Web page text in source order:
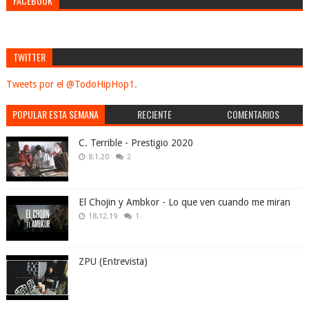
TWITTER
Tweets por el @TodoHipHop1.
POPULAR ESTA SEMANA RECIENTE COMENTARIOS
C. Terrible - Prestigio 2020
8.1.20 2
El Chojin y Ambkor - Lo que ven cuando me miran
18.12.19 1
ZPU (Entrevista)